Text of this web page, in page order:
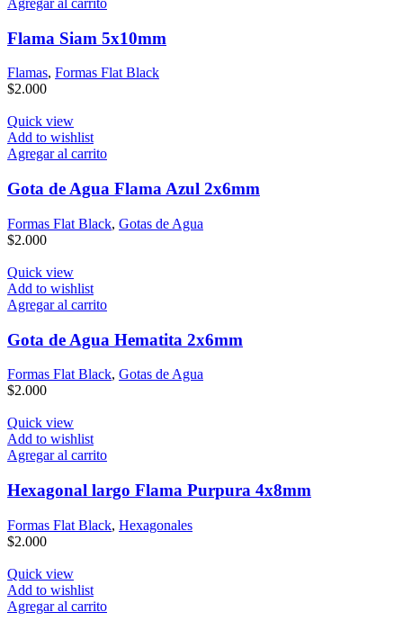
Agregar al carrito
Flama Siam 5x10mm
Flamas, Formas Flat Black
$2.000
Quick view
Add to wishlist
Agregar al carrito
Gota de Agua Flama Azul 2x6mm
Formas Flat Black, Gotas de Agua
$2.000
Quick view
Add to wishlist
Agregar al carrito
Gota de Agua Hematita 2x6mm
Formas Flat Black, Gotas de Agua
$2.000
Quick view
Add to wishlist
Agregar al carrito
Hexagonal largo Flama Purpura 4x8mm
Formas Flat Black, Hexagonales
$2.000
Quick view
Add to wishlist
Agregar al carrito